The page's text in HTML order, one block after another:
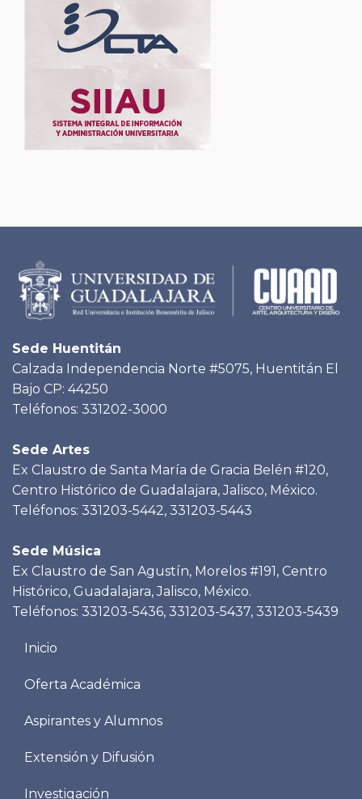
Sede Huentitán
Calzada Independencia Norte #5075, Huentitán El
Bajo CP: 44250
Teléfonos: 331202-3000
Sede Artes
Ex Claustro de Santa María de Gracia Belén #120,
Centro Histórico de Guadalajara, Jalisco, México.
Teléfonos: 331203-5442, 331203-5443
Sede Música
Ex Claustro de San Agustín, Morelos #191, Centro
Histórico, Guadalajara, Jalisco, México.
Teléfonos: 331203-5436, 331203-5437, 331203-5439
Menu
Inicio
Oferta Académica
Aspirantes y Alumnos
Extensión y Difusión
Investigación